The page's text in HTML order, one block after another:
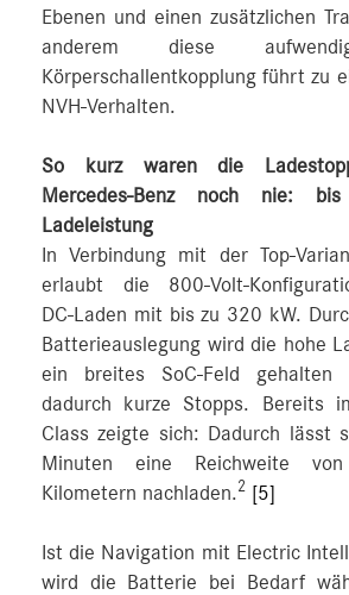
Ebenen und einen zusätzlichen
anderem diese
Körperschallentkopplung führt zu
NVH-Verhalten.
So kurz waren die
Mercedes-Benz noch nie:
Ladeleistung
In Verbindung mit der Top-
erlaubt die 800-Volt-
DC‑Laden mit bis zu 320 kW.
Batterieauslegung wird die hohe
ein breites SoC-Feld gehalten
dadurch kurze Stopps. Bereits
Class zeigte sich: Dadurch lässt
Minuten eine Reichweite
Kilometern nachladen.2 [5]
Ist die Navigation mit Electric
wird die Batterie bei Bedarf